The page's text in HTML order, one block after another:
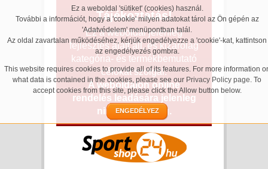
Ez a weboldal 'sütiket' (cookies) használ.
További a információt, hogy a 'cookie' milyen adatokat tárol az Ön gépén az
'Adatvédelem' menüpontban talál.
Az oldal zavartalan működéséhez, kérjük engedélyezze a 'cookie'-kat, kattintson
az engedélyezés gombra.
This website requires cookies to provide all of its features. For more information
what data is contained in the cookies, please see our Privacy Policy page. To
accept cookies from this site, please click the Allow button below.
ENGEDÉLYEZ
Tájékoztatás!
Ez a weboldal jelenleg
fejlesztés alatt áll, és kizárólag
kategória- és termékbemutató
célokat szolgál.
A weboldalon online
rendelés leadására jelenleg
nincs lehetőség.